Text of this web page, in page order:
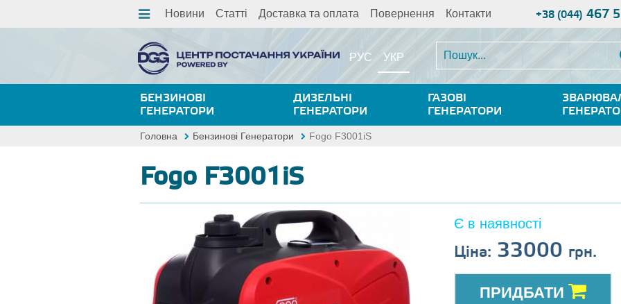
Новини Статті Доставка та оплата Повернення Контакти +38 (044) 467
РУС УКР
БЕНЗИНОВІ
ГЕНЕРАТОРИ
ДИЗЕЛЬНІ
ГЕНЕРАТОРИ
ГАЗОВІ
ГЕНЕРАТОРИ
Головна Бензинові Генератори Fogo F3001iS
Fogo F3001iS
Є в наявності
Ціна: 33000 грн.
ПРИДБАТИ